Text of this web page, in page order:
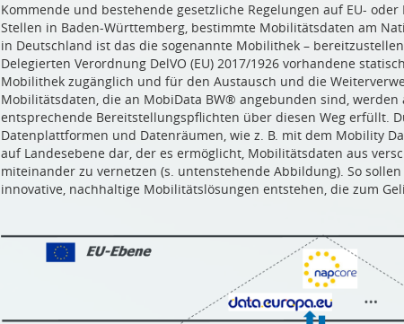
Kommende und bestehende gesetzliche Regelungen auf EU-
Stellen in Baden-Württemberg, bestimmte Mobilitätsdaten am
in Deutschland ist das die sogenannte Mobilithek –
Delegierten Verordnung DelVO (EU) 2017/1926 vorhandene
Mobilithek zugänglich und für den Austausch und die
Mobilitätsdaten, die an MobiData BW® angebunden sind,
entsprechende Bereitstellungspflichten über diesen Weg erfüllt.
Datenplattformen und Datenräumen, wie z. B. mit dem Mobility
auf Landesebene dar, der es ermöglicht, Mobilitätsdaten aus
miteinander zu vernetzen (s. untenstehende Abbildung). So
innovative, nachhaltige Mobilitätslösungen entstehen, die zum